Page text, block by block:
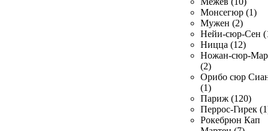
Монсегюр (1)
Мужен (2)
Нейи-сюр-Сен
Ницца (12)
Ножан-сюр-
(2)
Орибо сюр
(1)
Париж (120)
Перрос-Гирек
Рокебрюн Кап